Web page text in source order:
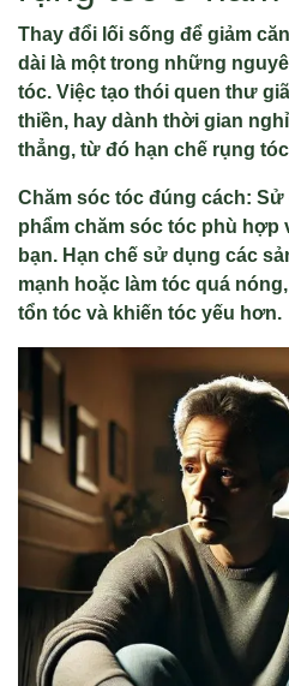
Thay đổi lối sống để giảm
dài là một trong những
tóc. Việc tạo thói quen thư
thiền, hay dành thời gian
thẳng, từ đó hạn chế rụng
Chăm sóc tóc đúng cách:
phẩm chăm sóc tóc phù hợp
bạn. Hạn chế sử dụng các
mạnh hoặc làm tóc quá
tổn tóc và khiến tóc yếu hơn.